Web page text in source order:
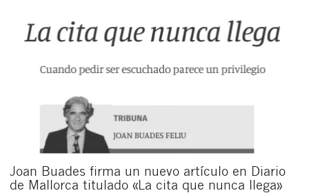
Joan Buades firma un nuevo artículo en Diario
de Mallorca titulado «La cita que nunca llega»